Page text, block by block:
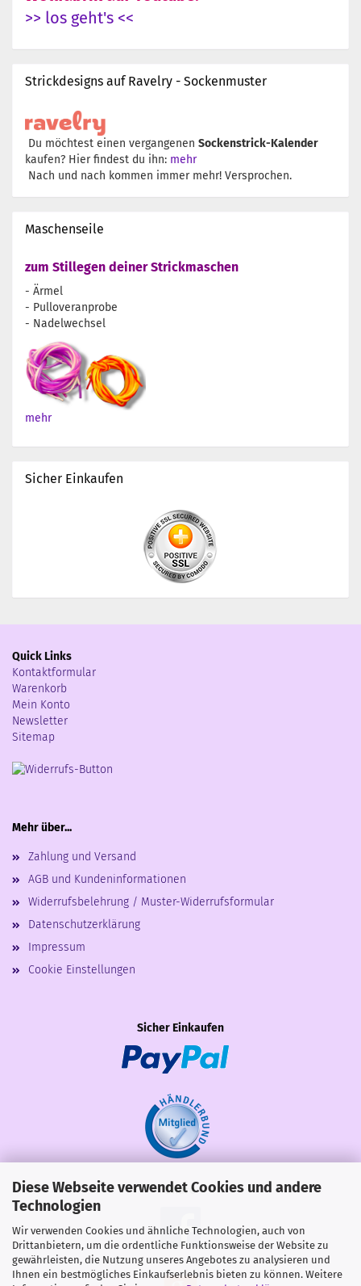
Diese Webseite verwendet Cookies und andere
Technologien
Wir verwenden Cookies und ähnliche Technologien, auch von
Drittanbietern, um die ordentliche Funktionsweise der Website zu
gewährleisten, die Nutzung unseres Angebotes zu analysieren und
Ihnen ein bestmögliches Einkaufserlebnis bieten zu können. Weitere
>> los geht's <<
Strickdesigns auf Ravelry - Sockenmuster
Du möchtest einen vergangenen Sockenstrick-Kalender
kaufen? Hier findest du ihn: mehr
Nach und nach kommen immer mehr! Versprochen.
Maschenseile
zum Stillegen deiner Strickmaschen
- Ärmel
- Pulloveranprobe
- Nadelwechsel
mehr
Sicher Einkaufen
Quick Links
Kontaktformular
Warenkorb
Mein Konto
Newsletter
Sitemap
Mehr über...
Zahlung und Versand
AGB und Kundeninformationen
Widerrufsbelehrung / Muster-Widerrufsformular
Datenschutzerklärung
Impressum
Cookie Einstellungen
Sicher Einkaufen
Share